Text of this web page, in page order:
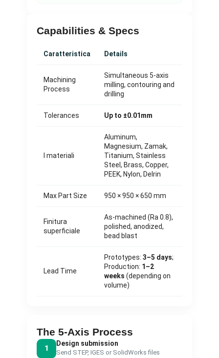
Capabilities & Specs
Caratteristica Details
Machining
Process
Simultaneous 5-axis
milling, contouring and
drilling
Tolerances Up to ±0.01mm
I materiali
Aluminum,
Magnesium, Zamak,
Titanium, Stainless
Steel, Brass, Copper,
PEEK, Nylon, Delrin
Max Part Size 950 × 950 × 650 mm
Finitura
superficiale
As-machined (Ra 0.8),
polished, anodized,
bead blast
Lead Time
Prototypes: 3–5 days;
Production: 1–2
weeks (depending on
volume)
The 5-Axis Process
1
Design submission
Send STEP, IGES or SolidWorks files